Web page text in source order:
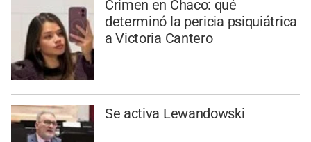
Crimen en Chaco: qué
determinó la pericia psiquiátrica
a Victoria Cantero
Se activa Lewandowski